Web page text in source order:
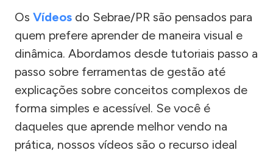
Os Vídeos do Sebrae/PR são pensados para
quem prefere aprender de maneira visual e
dinâmica. Abordamos desde tutoriais passo a
passo sobre ferramentas de gestão até
explicações sobre conceitos complexos de
forma simples e acessível. Se você é
daqueles que aprende melhor vendo na
prática, nossos vídeos são o recurso ideal